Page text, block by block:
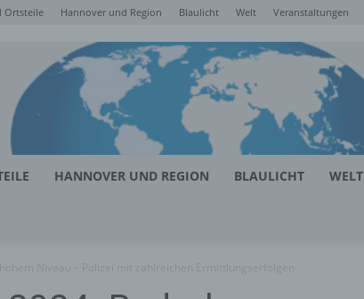
Ortsteile Hannover und Region Blaulicht Welt Veranstaltungen
HANNOVER UND REGION BLAULICHT WELT